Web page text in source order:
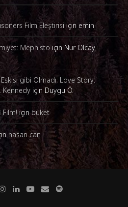
Film Eleştirisi için emin
Mephisto için Nur Olcay
gibi Olmadı: Love Story:
Kennedy için Duygu Ö.
Film!içinbuket
hasan can